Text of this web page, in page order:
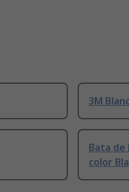
3M
Bata de
color